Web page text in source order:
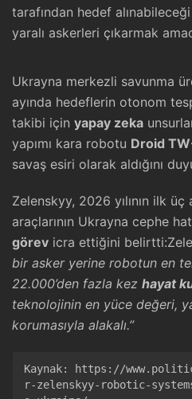
tarafından hedef
yaralı askerleri çıkarmak
Ukrayna merkezli savunma
ayında hedeflerin otonom
takibi için yapay zeka
yapımı kara robotu Droid
savaş esiri olarak aldığını
Zelenskyy, 2026 yılının ilk üç
araçlarının Ukrayna cephe
görev icra ettiğini
bir asker yerine robotun en
22.000’den fazla kez hayat
teknolojinin en yüce değeri,
korumasıyla alakalı.”
Kaynak:
https://
r-zelenskyy-robotic-